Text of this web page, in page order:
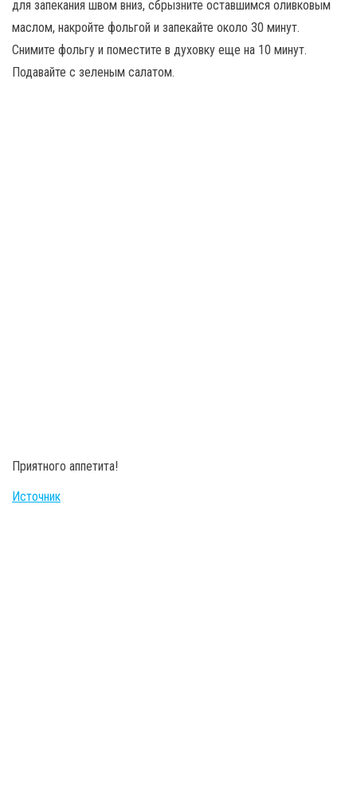
для запекания швом вниз, сбрызните оставшимся оливковым
маслом, накройте фольгой и запекайте около 30 минут.
Снимите фольгу и поместите в духовку еще на 10 минут.
Подавайте с зеленым салатом.
Приятного аппетита!
Источник